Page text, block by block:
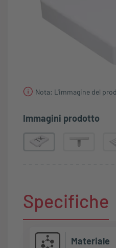
Nota: L'immagine del
Immagini prodotto
Specifiche
Materiale